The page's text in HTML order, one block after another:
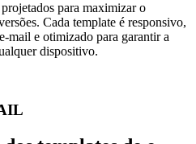
para maximizar o
Cada template é responsivo,
mail e otimizado para garantir a
dispositivo.